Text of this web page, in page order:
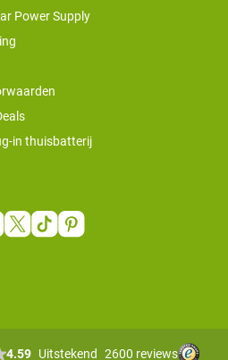
Power Supply
in thuisbatterij
4.59 Uitstekend 2600 reviews